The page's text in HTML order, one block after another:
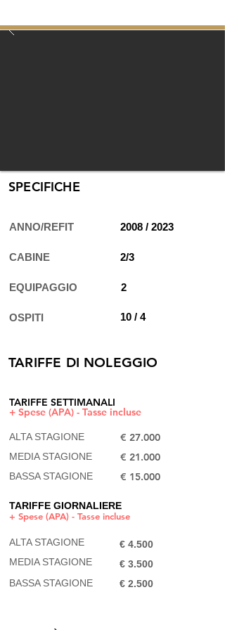
SPECIFICHE
ANNO/REFIT 2008 / 2023
CABINE 2/3
EQUIPAGGIO 2
OSPITI 10 / 4
TARIFFE DI NOLEGGIO
TARIFFE SETTIMANALI
+ Spese (APA) - Tasse incluse
ALTA STAGIONE
MEDIA STAGIONE
BASSA STAGIONE
€ 27.000
€ 21.000​
€ 15.000
TARIFFE GIORNALIERE
+ Spese (APA) - Tasse incluse
ALTA STAGIONE
MEDIA STAGIONE
BASSA STAGIONE
€ 4.500
€ 3.500​
€ 2.500